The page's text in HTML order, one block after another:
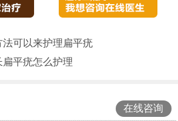
法可以来护理扁平疣
扁平疣怎么护理
在线咨询